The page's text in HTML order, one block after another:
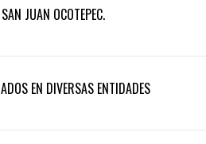
JUAN OCOTEPEC.
EN DIVERSAS ENTIDADES